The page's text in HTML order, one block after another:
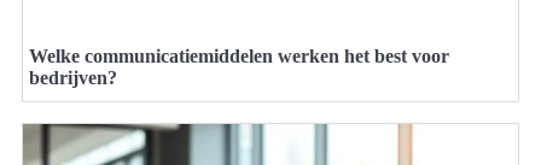
Welke communicatiemiddelen werken het best voor
bedrijven?